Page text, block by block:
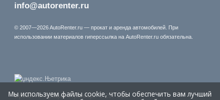
info@autorenter.ru
© 2007—2026 AutoRenter.ru — прокат и аренда автомобилей. При
использовании материалов гиперссылка на AutoRenter.ru обязательна.
Время генерации страницы: 0.297 сек.
Мы используем файлы cookie, чтобы обеспечить вам лучший